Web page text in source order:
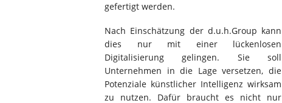
gefertigt werden.
Nach Einschätzung der d.u.h.Group kann
dies nur mit einer lückenlosen
Digitalisierung gelingen. Sie soll
Unternehmen in die Lage versetzen, die
Potenziale künstlicher Intelligenz wirksam
zu nutzen. Dafür braucht es nicht nur